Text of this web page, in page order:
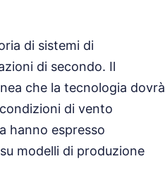
di sistemi di
di secondo. Il
che la tecnologia dovrà
di vento
hanno espresso
modelli di produzione